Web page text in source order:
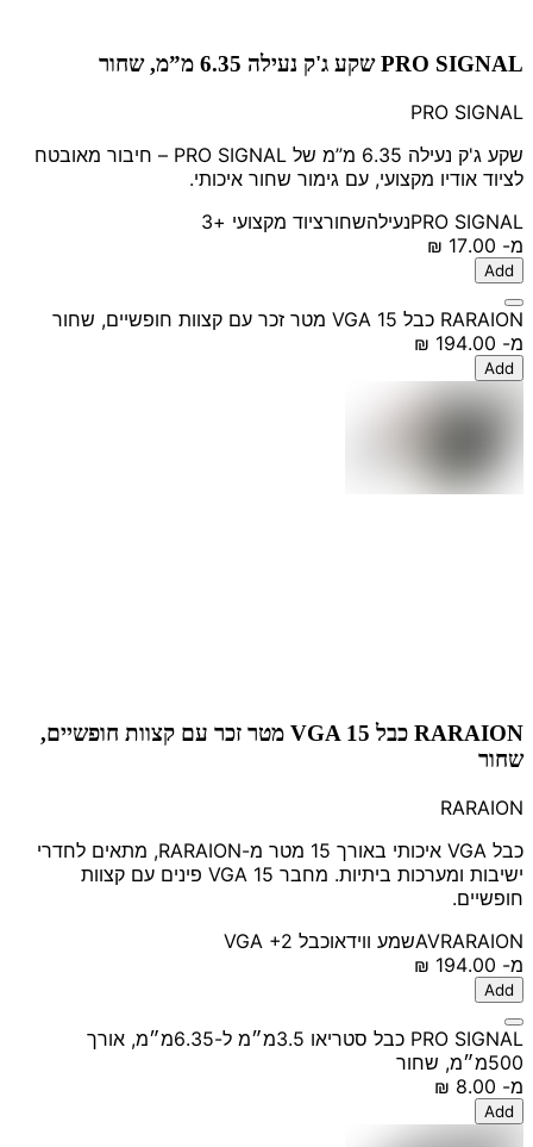
PRO SIGNAL שקע ג'ק נעילה 6.35 מ”מ, שחור
PRO SIGNAL
שקע ג'ק נעילה 6.35 מ”מ של PRO SIGNAL – חיבור מאובטח
לציוד אודיו מקצועי, עם גימור שחור איכותי.
PRO SIGNALנעילהשחורציוד מקצועי +3
מ-
Add
RARAION כבל VGA 15 מטר זכר עם קצוות חופשיים, שחור
מ-
Add
RARAION כבל VGA 15 מטר זכר עם קצוות חופשיים,
שחור
RARAION
כבל VGA איכותי באורך 15 מטר מ-RARAION, מתאים לחדרי
ישיבות ומערכות ביתיות. מחבר VGA 15 פינים עם קצוות
חופשיים.
AVRARAION שמע ווידאוכבל VGA +2
מ-
Add
PRO SIGNAL כבל סטריאו 3.5מ״מ ל-6.35מ״מ, אורך
500מ״מ, שחור
מ-
Add